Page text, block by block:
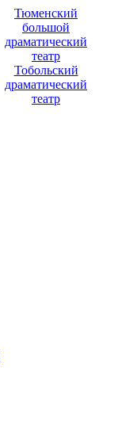
Тюменский
большой
драматический
театр
Тобольский
драматический
театр